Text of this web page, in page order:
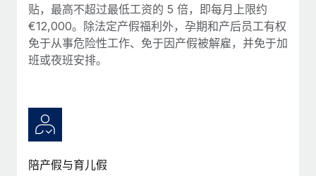
贴，最高不超过最低工资的 5 倍，即每月上限约
€12,000。除法定产假福利外，孕期和产后员工有权
免于从事危险性工作、免于因产假被解雇，并免于加
班或夜班安排。
陪产假与育儿假